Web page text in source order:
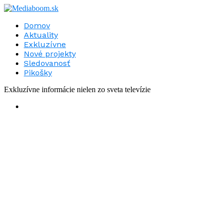
Domov
Aktuality
Exkluzívne
Nové projekty
Sledovanosť
Pikošky
Exkluzívne informácie nielen zo sveta televízie